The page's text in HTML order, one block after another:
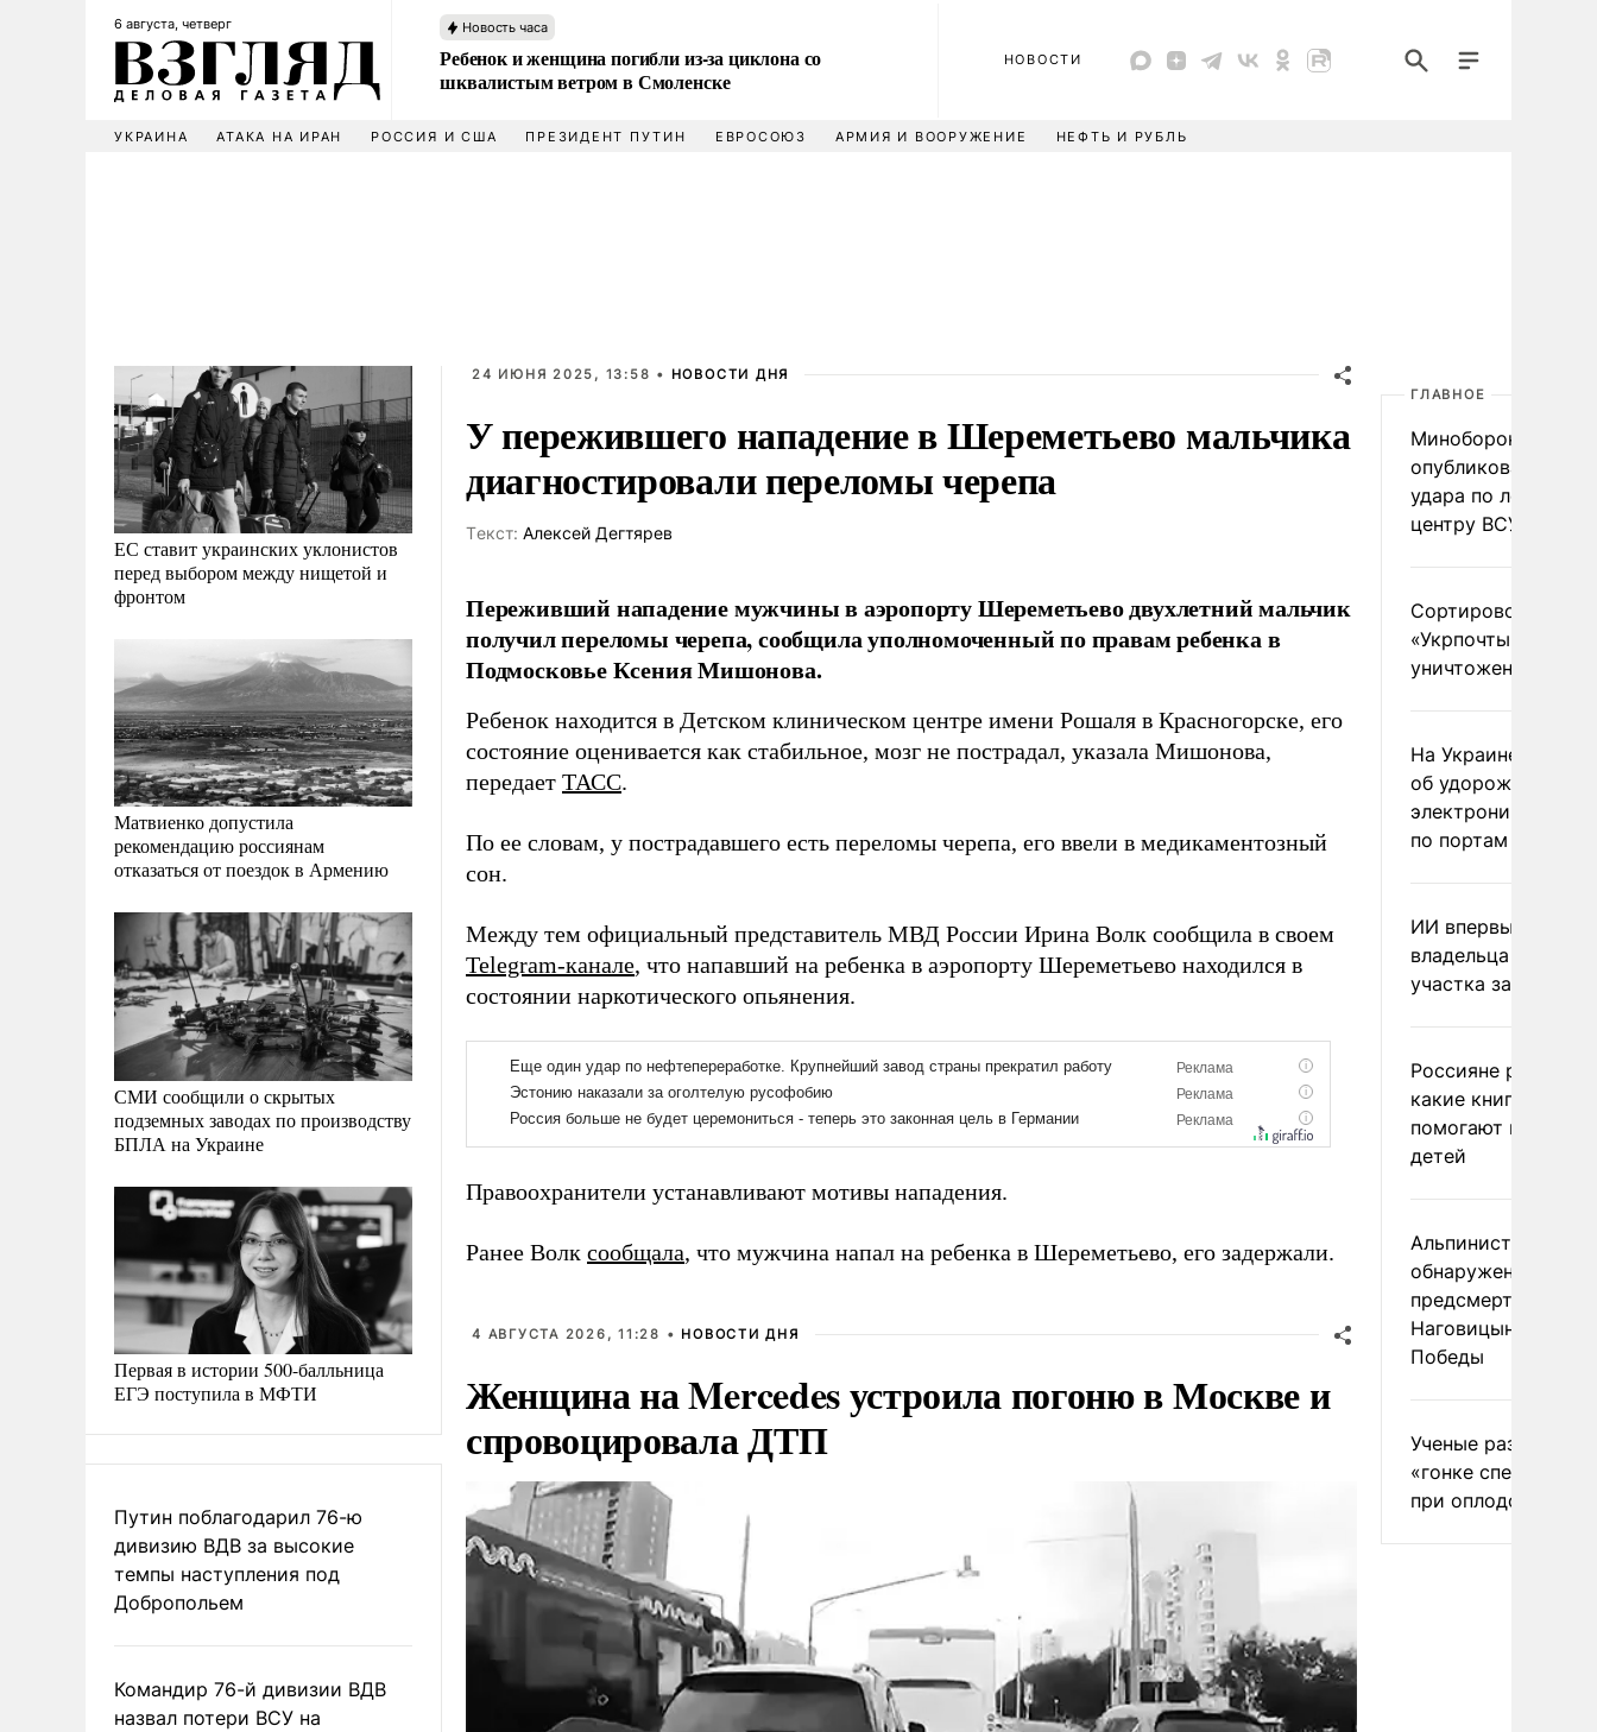
6 августа, четверг Новость часа
Ребенок и женщина погибли из-за циклона со
шквалистым ветром в Смоленске
НОВОСТИ
УКРАИНА АТАКА НА ИРАН РОССИЯ И США ПРЕЗИДЕНТ ПУТИН ЕВРОСОЮЗ АРМИЯ И ВООРУЖЕНИЕ НЕФТЬ И РУБЛЬ
ЕС ставит украинских уклонистов
перед выбором между нищетой и
фронтом
Матвиенко допустила
рекомендацию россиянам
отказаться от поездок в Армению
СМИ сообщили о скрытых
подземных заводах по производству
БПЛА на Украине
Первая в истории 500-балльница
ЕГЭ поступила в МФТИ
Путин поблагодарил 76-ю
дивизию ВДВ за высокие
темпы наступления под
Добропольем
Командир 76-й дивизии ВДВ
назвал потери ВСУ на
24 ИЮНЯ 2025, 13:58 • НОВОСТИ ДНЯ
У пережившего нападение в Шереметьево мальчика
диагностировали переломы черепа
Tекст: Алексей Дегтярев
Переживший нападение мужчины в аэропорту Шереметьево двухлетний мальчик
получил переломы черепа, сообщила уполномоченный по правам ребенка в
Подмосковье Ксения Мишонова.
Ребенок находится в Детском клиническом центре имени Рошаля в Красногорске, его
состояние оценивается как стабильное, мозг не пострадал, указала Мишонова,
передает ТАСС.
По ее словам, у пострадавшего есть переломы черепа, его ввели в медикаментозный
сон.
Между тем официальный представитель МВД России Ирина Волк сообщила в своем
Telegram-канале, что напавший на ребенка в аэропорту Шереметьево находился в
состоянии наркотического опьянения.
Правоохранители устанавливают мотивы нападения.
Ранее Волк сообщала, что мужчина напал на ребенка в Шереметьево, его задержали.
4 АВГУСТА 2026, 11:28 • НОВОСТИ ДНЯ
Женщина на Mercedes устроила погоню в Москве и
спровоцировала ДТП
ГЛАВНОЕ
Минобороны
опубликовало
удара по
центру ВСУ под
Сортировочный
«Укрпочты» в
уничтожен
На Украине
об удорожании
электроники
по портам
ИИ впервые
владельца
участка за
Россияне
какие книги и
помогают
детей
Альпинист
обнаружение
предсмертной
Наговицыной на
Победы
Ученые
«гонке
при